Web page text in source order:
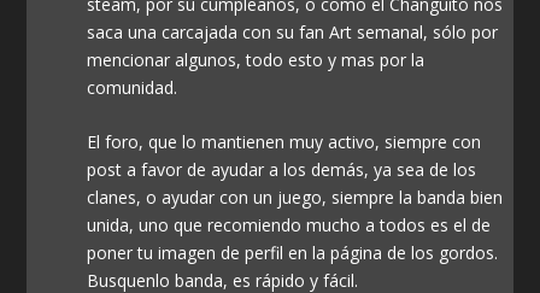
saca una carcajada con su fan Art semanal, sólo por
mencionar algunos, todo esto y mas por la
comunidad.
El foro, que lo mantienen muy activo, siempre con
post a favor de ayudar a los demás, ya sea de los
clanes, o ayudar con un juego, siempre la banda bien
unida, uno que recomiendo mucho a todos es el de
poner tu imagen de perfil en la página de los gordos.
Busquenlo banda, es rápido y fácil.